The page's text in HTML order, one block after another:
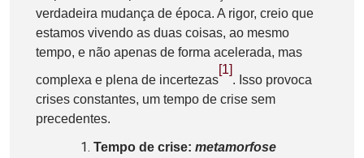
verdadeira mudança de época. A rigor, creio que
estamos vivendo as duas coisas, ao mesmo
tempo, e não apenas de forma acelerada, mas
complexa e plena de incertezas
[1]
. Isso provoca
crises constantes, um tempo de crise sem
precedentes.
Tempo de crise: metamorfose